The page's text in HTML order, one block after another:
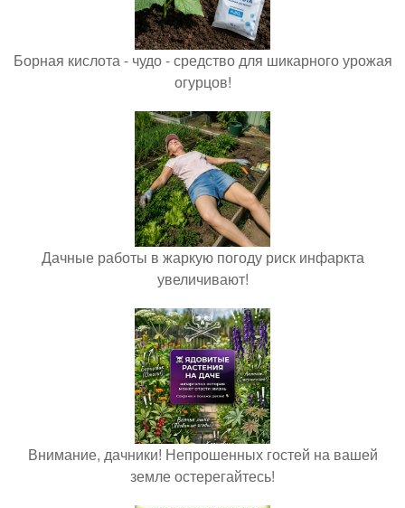
Борная кислота - чудо - средство для шикарного урожая
огурцов!
Дачные работы в жаркую погоду риск инфаркта
увеличивают!
Внимание, дачники! Непрошенных гостей на вашей
земле остерегайтесь!